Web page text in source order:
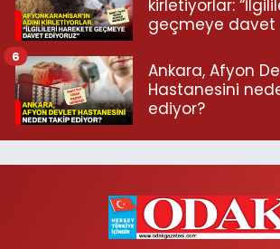
kirletiyorlar:
geçmeye davet
Ankara, Afyon
Hastanesini
ediyor?
6